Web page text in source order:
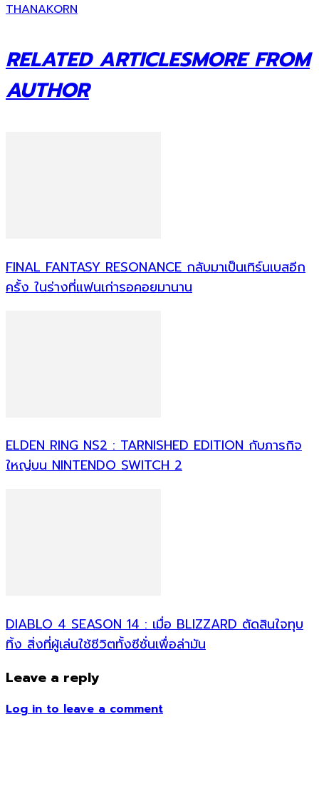
THANAKORN
RELATED ARTICLESMORE FROM
AUTHOR
FINAL FANTASY RESONANCE กลับมาเป็นเทิร์นเบสอีก
ครั้ง ในร่างที่แฟนเก่ารอคอยมานาน
ELDEN RING NS2 : TARNISHED EDITION กับภารกิจ
ใหญ่บน NINTENDO SWITCH 2
DIABLO 4 SEASON 14 : เมื่อ BLIZZARD ตัดสินใจทุบ
ทิ้ง สิ่งที่ผู้เล่นใช้ชีวิตทั้งซีซั่นเพื่อล่ามัน
Leave a reply
Log in to leave a comment